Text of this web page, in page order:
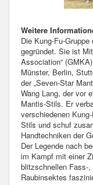
Weitere
Die Kung-Fu-
gegründet. Sie ist
Association“
Münster, Berlin,
der „Seven-Star
Wang Lang, der vor
Mantis-Stils. Er
verschiedenen
Stils und schuf
Handtechniken der
Der Legende nach
im Kampf mit einer
blitzschnellen Fass-,
Raubinsektes